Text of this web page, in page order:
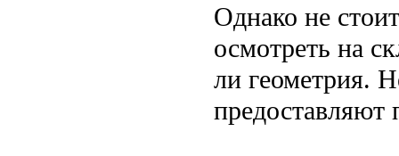
Однако не
осмотреть на
ли геометрия.
предоставляют